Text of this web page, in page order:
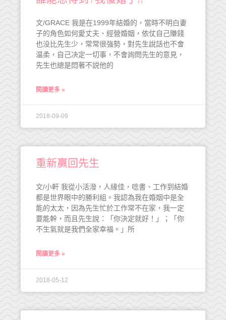
文/GRACE 我是在1999年結婚的，當時不明白妻
子的角色如何愛丈夫、經營婚姻，依仗自己賺錢
也没比先生少，常常很強勢，對先生說話也不會
温柔，自己决定一切事，不會詢問先生的意見，
先生也總是悶著不説他的
閱讀更多 »
2018-09-09
重新贏回先生
文/小軒 我從小活潑，人緣佳，唸書、工作到結婚
都是世界眼中的勝利組。我認為我在婚姻中是全
能的太太，因為先生忙於工作常不在家，我一定
要能幹，而且先生說：「你決定就好！」；「你
不生氣就是我們全家幸福。」所
閱讀更多 »
2018-05-12